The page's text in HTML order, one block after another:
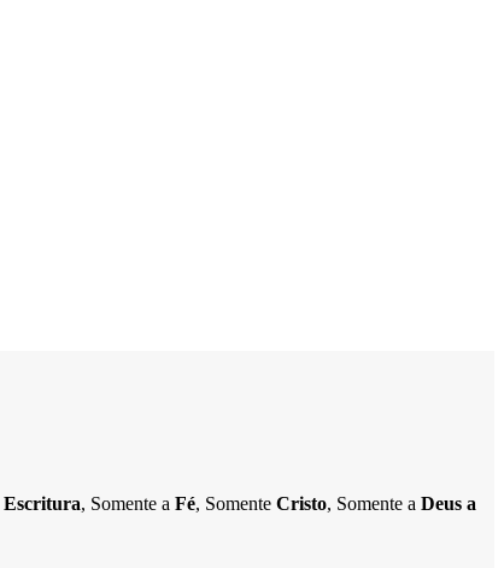
Escritura, Somente a Fé, Somente Cristo, Somente a Deus a